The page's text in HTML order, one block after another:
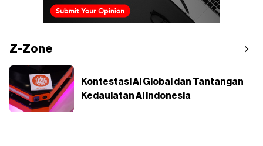
Z-Zone
Kontestasi AI Global dan Tantangan
Kedaulatan AI Indonesia